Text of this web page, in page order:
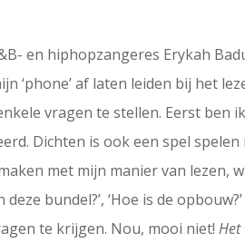
en hiphopzangeres Erykah
‘phone’ af laten leiden bij het
vragen te stellen. Eerst
Dichten is ook een spel
met mijn manier van lezen,
bundel?’, ‘Hoe is de
te krijgen. Nou, mooi niet!Het